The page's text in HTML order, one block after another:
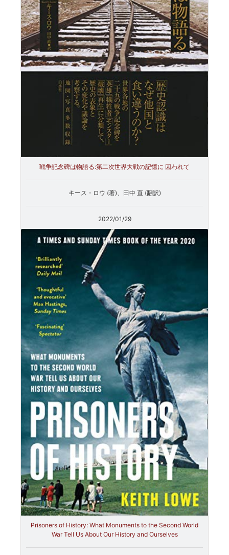
戦争記念碑は物語る:第二次世界大戦の記憶に 囚われて
キース・ロウ (著)、田中 直 (翻訳)
2022/01/29
Prisoners of History: What Monuments to the Second World
War Tell Us About Our History and Ourselves